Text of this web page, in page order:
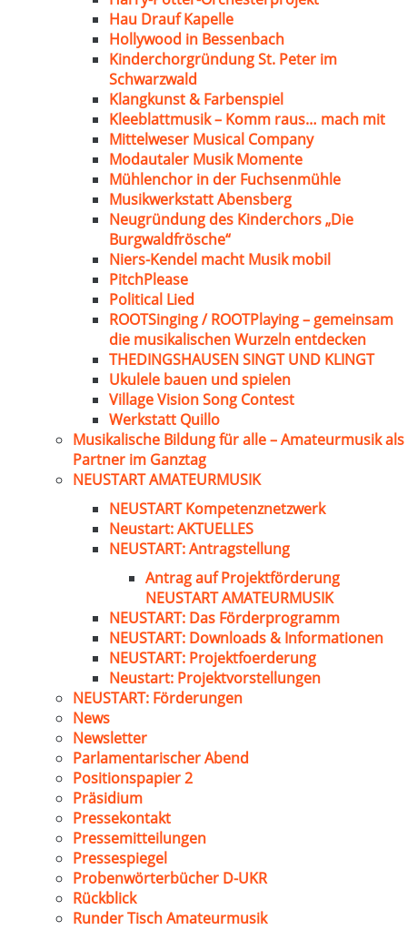
Hau Drauf Kapelle
Hollywood in Bessenbach
Kinderchorgründung St. Peter im
Schwarzwald
Klangkunst & Farbenspiel
Kleeblattmusik – Komm raus… mach mit
Mittelweser Musical Company
Modautaler Musik Momente
Mühlenchor in der Fuchsenmühle
Musikwerkstatt Abensberg
Neugründung des Kinderchors „Die
Burgwaldfrösche“
Niers-Kendel macht Musik mobil
PitchPlease
Political Lied
ROOTSinging / ROOTPlaying – gemeinsam
die musikalischen Wurzeln entdecken
THEDINGSHAUSEN SINGT UND KLINGT
Ukulele bauen und spielen
Village Vision Song Contest
Werkstatt Quillo
Musikalische Bildung für alle – Amateurmusik als
Partner im Ganztag
NEUSTART AMATEURMUSIK
NEUSTART Kompetenznetzwerk
Neustart: AKTUELLES
NEUSTART: Antragstellung
Antrag auf Projektförderung
NEUSTART AMATEURMUSIK
NEUSTART: Das Förderprogramm
NEUSTART: Downloads & Informationen
NEUSTART: Projektfoerderung
Neustart: Projektvorstellungen
NEUSTART: Förderungen
News
Newsletter
Parlamentarischer Abend
Positionspapier 2
Präsidium
Pressekontakt
Pressemitteilungen
Pressespiegel
Probenwörterbücher D-UKR
Rückblick
Runder Tisch Amateurmusik